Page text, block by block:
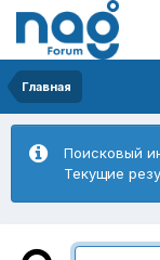
Главная
Поисковый
Текущие